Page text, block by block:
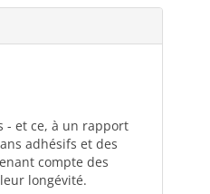
- et ce, à un rapport
adhésifs et des
compte des
longévité.